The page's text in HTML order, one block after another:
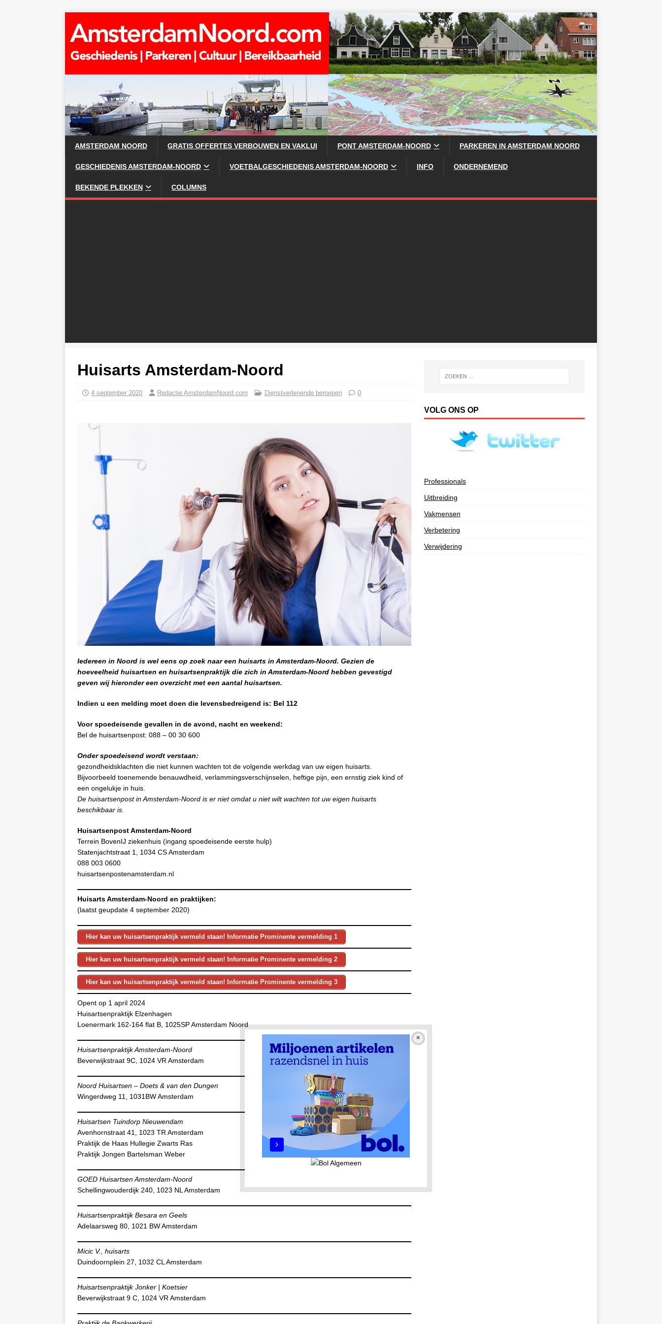
AMSTERDAM NOORD GRATIS OFFERTES VERBOUWEN EN VAKLUI PONT AMSTERDAM-NOORD PARKEREN IN AMSTERDAM NOORD
GESCHIEDENIS AMSTERDAM-NOORD VOETBALGESCHIEDENIS AMSTERDAM-NOORD INFO ONDERNEMEND
BEKENDE PLEKKEN COLUMNS
Huisarts Amsterdam-Noord
4 september 2020 Redactie AmsterdamNoord com Dienstverlenende beroepen 0
Iedereen in Noord is wel eens op zoek naar een huisarts in Amsterdam-Noord. Gezien de
hoeveelheid huisartsen en huisartsenpraktijk die zich in Amsterdam-Noord hebben gevestigd
geven wij hieronder een overzicht met een aantal huisartsen.
Indien u een melding moet doen die levensbedreigend is: Bel 112
Voor spoedeisende gevallen in de avond, nacht en weekend:
Bel de huisartsenpost: 088 – 00 30 600
Onder spoedeisend wordt verstaan:
gezondheidsklachten die niet kunnen wachten tot de volgende werkdag van uw eigen huisarts.
Bijvoorbeeld toenemende benauwdheid, verlammingsverschijnselen, heftige pijn, een ernstig ziek kind of
een ongelukje in huis.
De huisartsenpost in Amsterdam-Noord is er niet omdat u niet wilt wachten tot uw eigen huisarts
beschikbaar is.
Huisartsenpost Amsterdam-Noord
Terrein BovenIJ ziekenhuis (ingang spoedeisende eerste hulp)
Statenjachtstraat 1, 1034 CS Amsterdam
088 003 0600
huisartsenpostenamsterdam.nl
Huisarts Amsterdam-Noord en praktijken:
(laatst geupdate 4 september 2020)
Hier kan uw huisartsenpraktijk vermeld staan! Informatie Prominente vermelding 1
Hier kan uw huisartsenpraktijk vermeld staan! Informatie Prominente vermelding 2
Hier kan uw huisartsenpraktijk vermeld staan! Informatie Prominente vermelding 3
Opent op 1 april 2024
Huisartsenpraktijk Elzenhagen
Loenermark 162-164 flat B, 1025SP Amsterdam Noord
Huisartsenpraktijk Amsterdam-Noord
Beverwijkstraat 9C, 1024 VR Amsterdam
Noord Huisartsen – Doets & van den Dungen
Wingerdweg 11, 1031BW Amsterdam
Huisartsen Tuindorp Nieuwendam
Avenhornstraat 41, 1023 TR Amsterdam
Praktijk de Haas Hullegie Zwarts Ras
Praktijk Jongen Bartelsman Weber
GOED Huisartsen Amsterdam-Noord
Schellingwouderdijk 240, 1023 NL Amsterdam
Huisartsenpraktijk Besara en Geels
Adelaarsweg 80, 1021 BW Amsterdam
Micic V., huisarts
Duindoornplein 27, 1032 CL Amsterdam
Huisartsenpraktijk Jonker | Koetsier
Beverwijkstraat 9 C, 1024 VR Amsterdam
VOLG ONS OP
Professionals
Uitbreiding
Vakmensen
Verbetering
Verwijdering